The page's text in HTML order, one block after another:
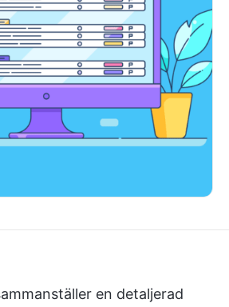
en detaljerad